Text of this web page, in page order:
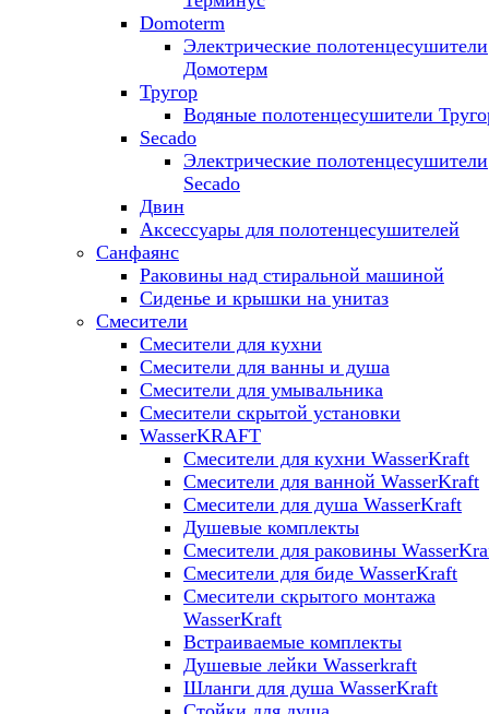
Domoterm
Электрические полотенцесушители
Домотерм
Тругор
Водяные полотенцесушители
Secado
Электрические полотенцесушители
Secado
Двин
Аксессуары для полотенцесушителей
Санфаянс
Раковины над стиральной машиной
Сиденье и крышки на унитаз
Смесители
Смесители для кухни
Смесители для ванны и душа
Смесители для умывальника
Смесители скрытой установки
WasserKRAFT
Смесители для кухни WasserKraft
Смесители для ванной WasserKraft
Смесители для душа WasserKraft
Душевые комплекты
Смесители для раковины
Смесители для биде WasserKraft
Смесители скрытого монтажа
WasserKraft
Встраиваемые комплекты
Душевые лейки Wasserkraft
Шланги для душа WasserKraft